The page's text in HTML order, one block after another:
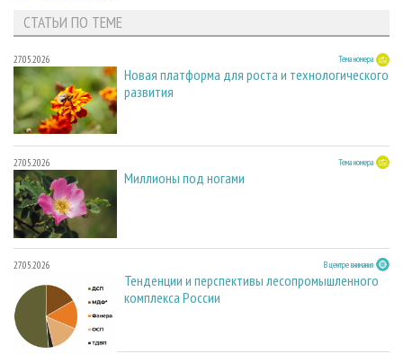
СТАТЬИ ПО ТЕМЕ
27.05.2026 Тема номера
Новая платформа для роста и технологического
развития
27.05.2026 Тема номера
Миллионы под ногами
27.05.2026 В центре внимания
Тенденции и перспективы лесопромышленного
комплекса России